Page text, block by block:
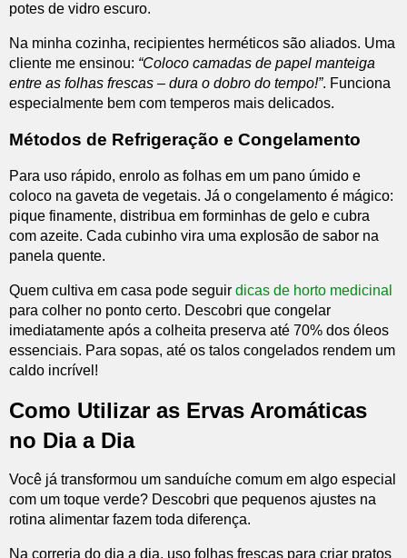
potes de vidro escuro.
Na minha cozinha, recipientes herméticos são aliados. Uma
cliente me ensinou: “Coloco camadas de papel manteiga
entre as folhas frescas – dura o dobro do tempo!”. Funciona
especialmente bem com temperos mais delicados.
Métodos de Refrigeração e Congelamento
Para uso rápido, enrolo as folhas em um pano úmido e
coloco na gaveta de vegetais. Já o congelamento é mágico:
pique finamente, distribua em forminhas de gelo e cubra
com azeite. Cada cubinho vira uma explosão de sabor na
panela quente.
Quem cultiva em casa pode seguir dicas de horto medicinal
para colher no ponto certo. Descobri que congelar
imediatamente após a colheita preserva até 70% dos óleos
essenciais. Para sopas, até os talos congelados rendem um
caldo incrível!
Como Utilizar as Ervas Aromáticas
no Dia a Dia
Você já transformou um sanduíche comum em algo especial
com um toque verde? Descobri que pequenos ajustes na
rotina alimentar fazem toda diferença.
Na correria do dia a dia, uso folhas frescas para criar pratos